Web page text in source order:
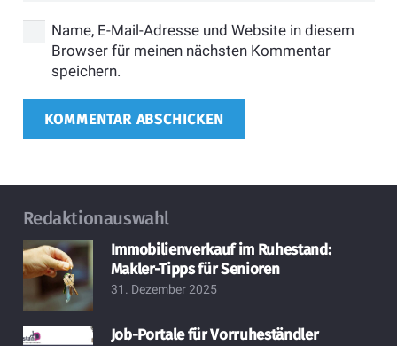
Name, E-Mail-Adresse und Website in diesem
Browser für meinen nächsten Kommentar
speichern.
KOMMENTAR ABSCHICKEN
Redaktionauswahl
Immobilienverkauf im Ruhestand:
Makler-Tipps für Senioren
31. Dezember 2025
Job-Portale für Vorruheständler